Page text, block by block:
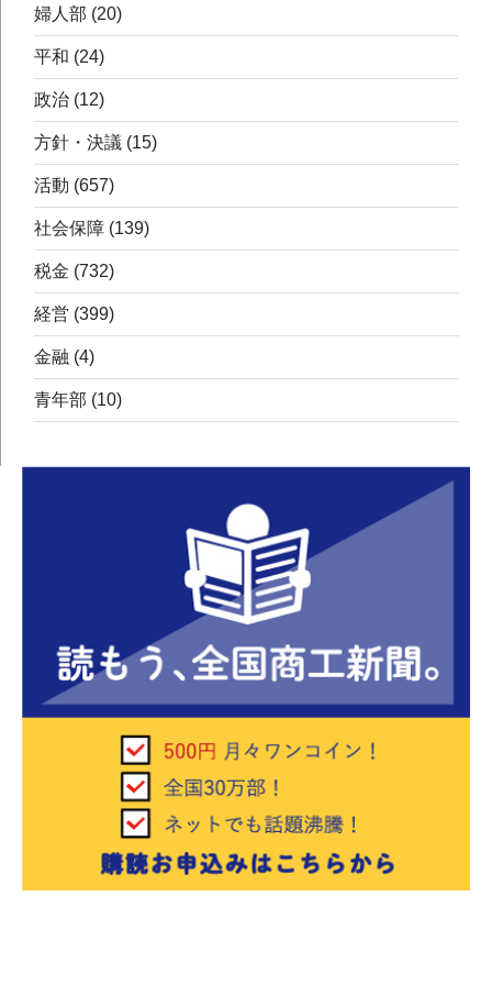
婦人部 (20)
平和 (24)
政治 (12)
方針・決議 (15)
活動 (657)
社会保障 (139)
税金 (732)
経営 (399)
金融 (4)
青年部 (10)